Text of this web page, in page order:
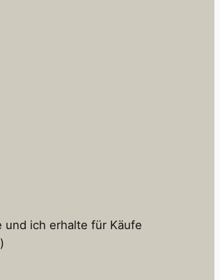
ich erhalte für Käufe